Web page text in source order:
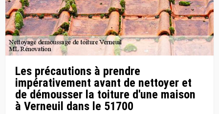
Les précautions à prendre
impérativement avant de nettoyer et
de démousser la toiture d'une maison
à Verneuil dans le 51700